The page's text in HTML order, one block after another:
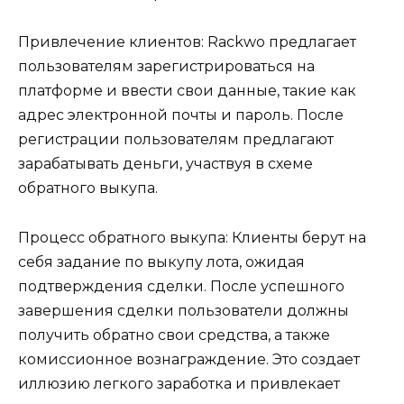
Привлечение клиентов: Rackwo предлагает
пользователям зарегистрироваться на
платформе и ввести свои данные, такие как
адрес электронной почты и пароль. После
регистрации пользователям предлагают
зарабатывать деньги, участвуя в схеме
обратного выкупа.
Процесс обратного выкупа: Клиенты берут на
себя задание по выкупу лота, ожидая
подтверждения сделки. После успешного
завершения сделки пользователи должны
получить обратно свои средства, а также
комиссионное вознаграждение. Это создает
иллюзию легкого заработка и привлекает